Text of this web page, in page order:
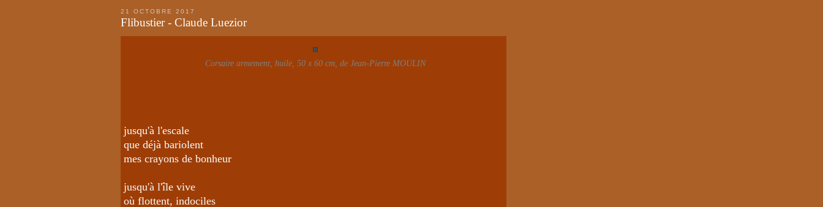
21 OCTOBRE 2017
Flibustier - Claude Luezior
Corsaire armement, huile, 50 x 60 cm, de Jean-Pierre MOULIN
jusqu'à l'escale
que déjà bariolent
mes crayons de bonheur
jusqu'à l'île vive
où flottent, indociles